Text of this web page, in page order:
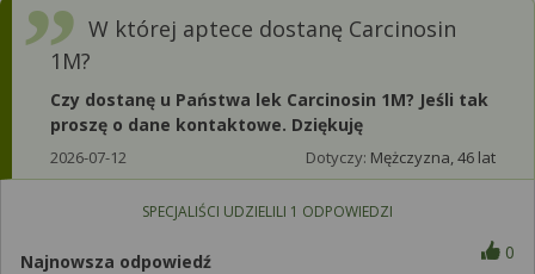
W której aptece dostanę Carcinosin
1M?
Czy dostanę u Państwa lek Carcinosin 1M? Jeśli tak
proszę o dane kontaktowe. Dziękuję
2026-07-12 Dotyczy: Mężczyzna, 46 lat
SPECJALIŚCI UDZIELILI 1 ODPOWIEDZI
Najnowsza odpowiedź 0